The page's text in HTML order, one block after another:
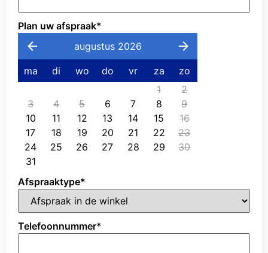
Plan uw afspraak*
augustus 2026
ma di wo do vr za
zo
1
2
3
4 5 6 7 8
9
10
11 12 13 14 15
16
17
18 19 20 21 22
23
24
25 26 27 28 29
30
31
Afspraaktype*
Telefoonnummer*